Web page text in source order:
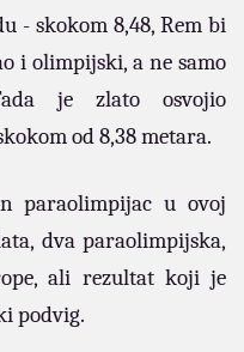
- skokom 8,48, Rem bi
i olimpijski, a ne samo
je zlato osvojio
od 8,38 metara.
paraolimpijac u ovoj
dva paraolimpijska,
ali rezultat koji je
podvig.